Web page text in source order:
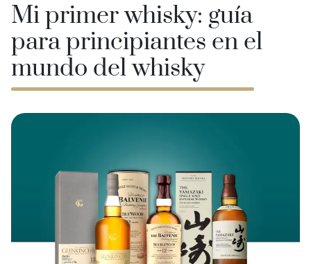
Mi primer whisky: guía
para principiantes en el
mundo del whisky